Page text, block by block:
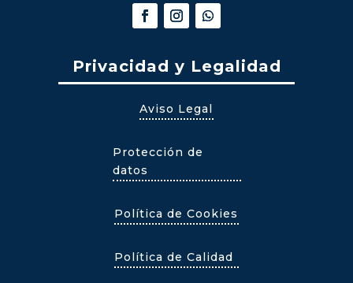
Privacidad y Legalidad
Aviso Legal
Protección de
datos
Política de Cookies
Política de Calidad